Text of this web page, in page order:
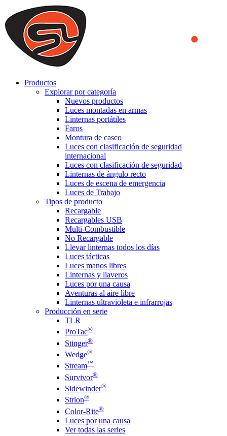
We use cookies to ensure that we provide you the best experience
on our website. By continuing to browse this website, you accept
that cookies are used to help us analyze how the website is used and
to offer you a better experience. To learn more or to find out how
you can disable cookies, you can access our
Productos
Explorar por categoría
Nuevos productos
Luces montadas en armas
Linternas portátiles
Faros
Montura de casco
Luces con clasificación de seguridad
internacional
Luces con clasificación de seguridad
Linternas de ángulo recto
Luces de escena de emergencia
Luces de Trabajo
Tipos de producto
Recargable
Recargables USB
Multi-Combustible
No Recargable
Llevar linternas todos los días
Luces tácticas
Luces manos libres
Linternas y llaveros
Luces por una causa
Aventuras al aire libre
Linternas ultravioleta e infrarrojas
Producción en serie
TLR
ProTac®
Stinger®
Wedge®
Stream™
Survivor®
Sidewinder®
Strion®
Color-Rite®
Luces por una causa
Ver todas las series